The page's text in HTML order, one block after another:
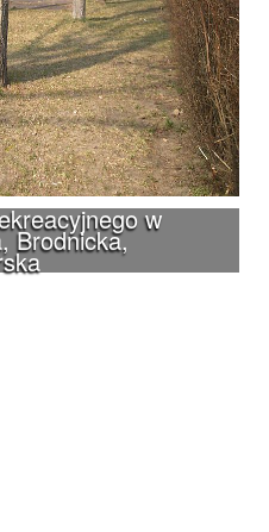
w
Brodnicka,